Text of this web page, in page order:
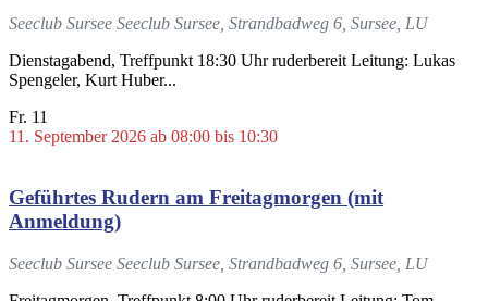
Seeclub Sursee Seeclub Sursee, Strandbadweg 6, Sursee, LU
Dienstagabend, Treffpunkt 18:30 Uhr ruderbereit Leitung: Lukas
Spengeler, Kurt Huber...
Fr. 11
11. September 2026 ab 08:00 bis 10:30
Geführtes Rudern am Freitagmorgen (mit
Anmeldung)
Seeclub Sursee Seeclub Sursee, Strandbadweg 6, Sursee, LU